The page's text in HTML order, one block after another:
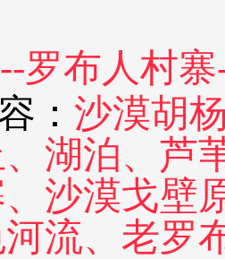
罗布人村
： 沙漠胡
湖泊、芦
沙漠戈壁
流、老罗